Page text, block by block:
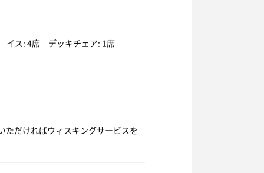
ス: 4席 デッキチェア: 1席
ただければウィスキングサービスを